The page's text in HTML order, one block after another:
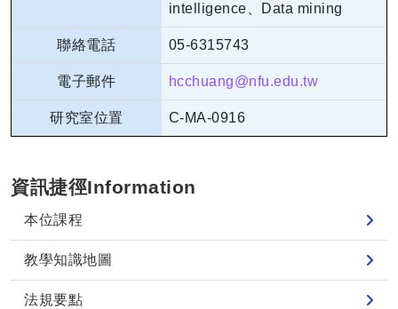
資訊捷徑Information
本位課程
教學知識地圖
法規要點
intelligence、Data mining
聯絡電話 05-6315743
電子郵件 hcchuang@nfu.edu.tw
研究室位置 C-MA-0916